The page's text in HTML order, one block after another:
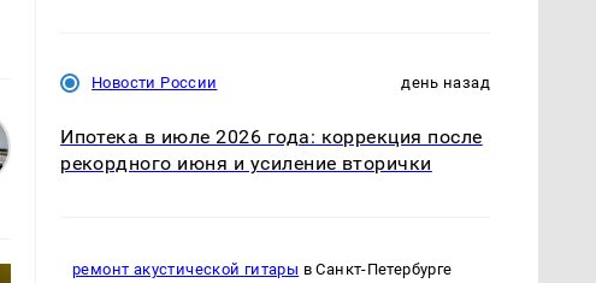
Новости России день назад
Ипотека в июле 2026 года: коррекция после
рекордного июня и усиление вторички
ремонт акустической гитары в Санкт-Петербурге